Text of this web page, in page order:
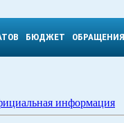
БЮДЖЕТ ОБРАЩЕНИЯ
информация